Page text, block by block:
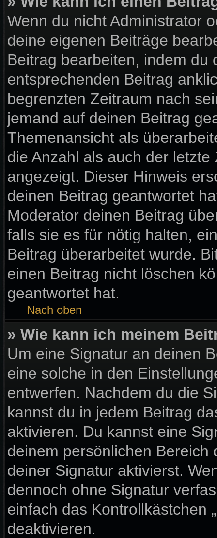
Wenn du nicht Administrator
deine eigenen Beiträge
Beitrag bearbeiten, indem du
entsprechenden Beitrag
begrenzten Zeitraum nach
jemand auf deinen Beitrag
Themenansicht als
die Anzahl als auch der
angezeigt. Dieser Hinweis
deinen Beitrag geantwortet
Moderator deinen Beitrag
falls sie es für nötig halten,
Beitrag überarbeitet wurde.
einen Beitrag nicht löschen
geantwortet hat.
Nach oben
» Wie kann ich meinem
Um eine Signatur an deinen
eine solche in den
entwerfen. Nachdem du die
kannst du in jedem Beitrag
aktivieren. Du kannst eine
deinem persönlichen
deiner Signatur aktivierst.
dennoch ohne Signatur
einfach das Kontrollkästchen
deaktivieren.